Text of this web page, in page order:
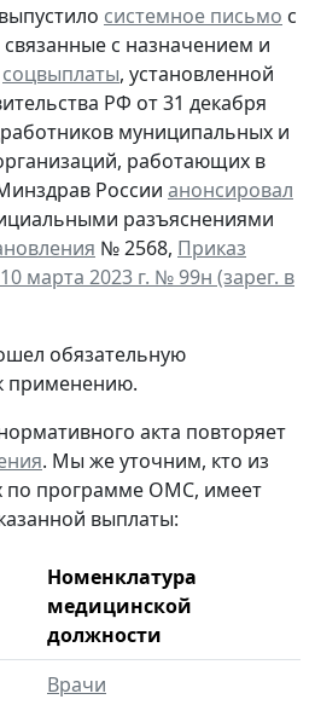
системное письмо с
с назначением и
соцвыплаты, установленной
РФ от 31 декабря
муниципальных и
работающих в
России анонсировал
разъяснениями
№ 2568, Приказ
марта 2023 г. № 99н (зарег. в
обязательную
применению.
акта повторяет
. Мы же уточним, кто из
по программе ОМС, имеет
выплаты:
Номенклатура
медицинской
должности
Врачи